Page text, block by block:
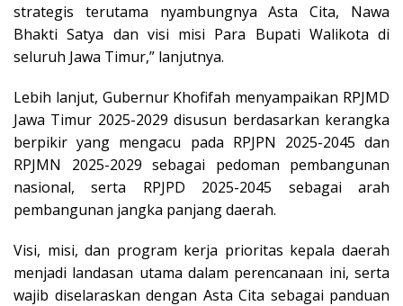
strategis terutama nyambungnya Asta Cita, Nawa
Bhakti Satya dan visi misi Para Bupati Walikota di
seluruh Jawa Timur,” lanjutnya.
Lebih lanjut, Gubernur Khofifah menyampaikan RPJMD
Jawa Timur 2025-2029 disusun berdasarkan kerangka
berpikir yang mengacu pada RPJPN 2025-2045 dan
RPJMN 2025-2029 sebagai pedoman pembangunan
nasional, serta RPJPD 2025-2045 sebagai arah
pembangunan jangka panjang daerah.
Visi, misi, dan program kerja prioritas kepala daerah
menjadi landasan utama dalam perencanaan ini, serta
wajib diselaraskan dengan Asta Cita sebagai panduan